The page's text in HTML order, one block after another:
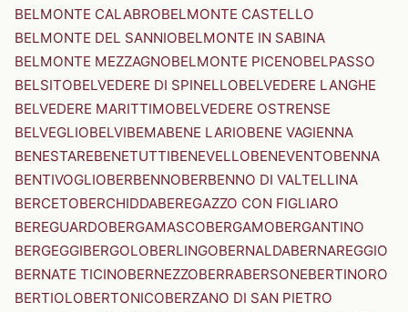
BELMONTE CALABROBELMONTE CASTELLO
BELMONTE DEL SANNIOBELMONTE IN SABINA
BELMONTE MEZZAGNOBELMONTE PICENOBELPASSO
BELSITOBELVEDERE DI SPINELLOBELVEDERE LANGHE
BELVEDERE MARITTIMOBELVEDERE OSTRENSE
BELVEGLIOBELVIBEMABENE LARIOBENE VAGIENNA
BENESTAREBENETUTTIBENEVELLOBENEVENTOBENNA
BENTIVOGLIOBERBENNOBERBENNO DI VALTELLINA
BERCETOBERCHIDDABEREGAZZO CON FIGLIARO
BEREGUARDOBERGAMASCOBERGAMOBERGANTINO
BERGEGGIBERGOLOBERLINGOBERNALDABERNAREGGIO
BERNATE TICINOBERNEZZOBERRABERSONEBERTINORO
BERTIOLOBERTONICOBERZANO DI SAN PIETRO